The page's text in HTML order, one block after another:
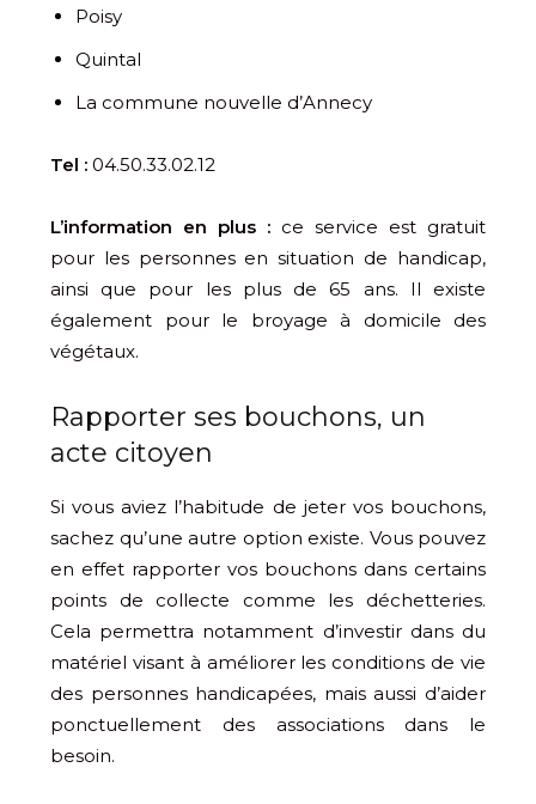
Poisy
Quintal
La commune nouvelle d’Annecy
Tel : 04.50.33.02.12
L’information en plus : ce service est gratuit
pour les personnes en situation de handicap,
ainsi que pour les plus de 65 ans. Il existe
également pour le broyage à domicile des
végétaux.
Rapporter ses bouchons, un
acte citoyen
Si vous aviez l’habitude de jeter vos bouchons,
sachez qu’une autre option existe. Vous pouvez
en effet rapporter vos bouchons dans certains
points de collecte comme les déchetteries.
Cela permettra notamment d’investir dans du
matériel visant à améliorer les conditions de vie
des personnes handicapées, mais aussi d’aider
ponctuellement des associations dans le
besoin.